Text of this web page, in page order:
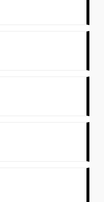
ilan örneklerini
Hürriyet
duyuru ve
genellikle